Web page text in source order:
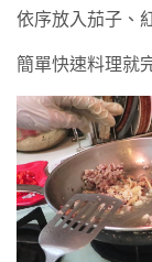
依序放入茄子、
簡單快速料理就